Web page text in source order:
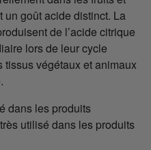
un goût acide distinct. La
de l’acide citrique
lors de leur cycle
végétaux et animaux
dans les produits
utilisé dans les produits